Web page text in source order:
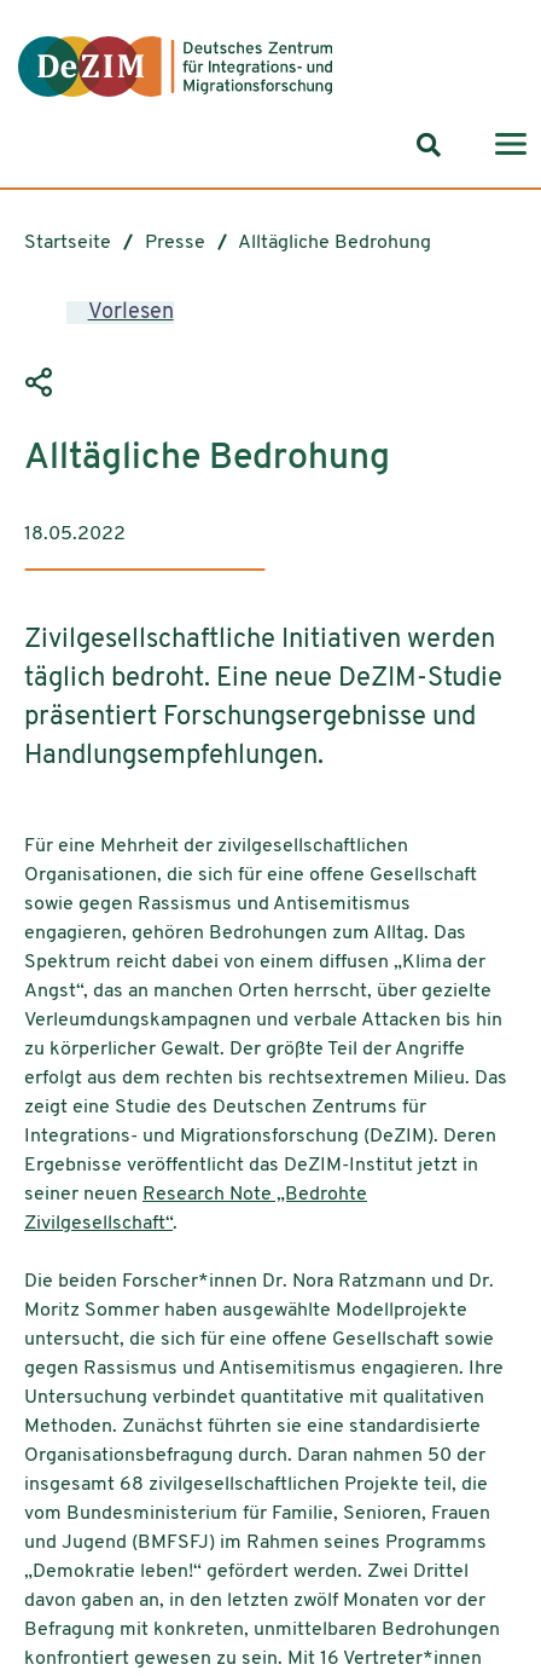
Startseite Presse Alltägliche Bedrohung
Vorlesen
Alltägliche Bedrohung
18.05.2022
Zivilgesellschaftliche Initiativen werden
täglich bedroht. Eine neue DeZIM-Studie
präsentiert Forschungsergebnisse und
Handlungsempfehlungen.
Für eine Mehrheit der zivilgesellschaftlichen
Organisationen, die sich für eine offene Gesellschaft
sowie gegen Rassismus und Antisemitismus
engagieren, gehören Bedrohungen zum Alltag. Das
Spektrum reicht dabei von einem diffusen „Klima der
Angst“, das an manchen Orten herrscht, über gezielte
Verleumdungskampagnen und verbale Attacken bis hin
zu körperlicher Gewalt. Der größte Teil der Angriffe
erfolgt aus dem rechten bis rechtsextremen Milieu. Das
zeigt eine Studie des Deutschen Zentrums für
Integrations- und Migrationsforschung (DeZIM). Deren
Ergebnisse veröffentlicht das DeZIM-Institut jetzt in
seiner neuen Research Note „Bedrohte
Zivilgesellschaft“.
Die beiden Forscher*innen Dr. Nora Ratzmann und Dr.
Moritz Sommer haben ausgewählte Modellprojekte
untersucht, die sich für eine offene Gesellschaft sowie
gegen Rassismus und Antisemitismus engagieren. Ihre
Untersuchung verbindet quantitative mit qualitativen
Methoden. Zunächst führten sie eine standardisierte
Organisationsbefragung durch. Daran nahmen 50 der
insgesamt 68 zivilgesellschaftlichen Projekte teil, die
vom Bundesministerium für Familie, Senioren, Frauen
und Jugend (BMFSFJ) im Rahmen seines Programms
„Demokratie leben!“ gefördert werden. Zwei Drittel
davon gaben an, in den letzten zwölf Monaten vor der
Befragung mit konkreten, unmittelbaren Bedrohungen
konfrontiert gewesen zu sein. Mit 16 Vertreter*innen